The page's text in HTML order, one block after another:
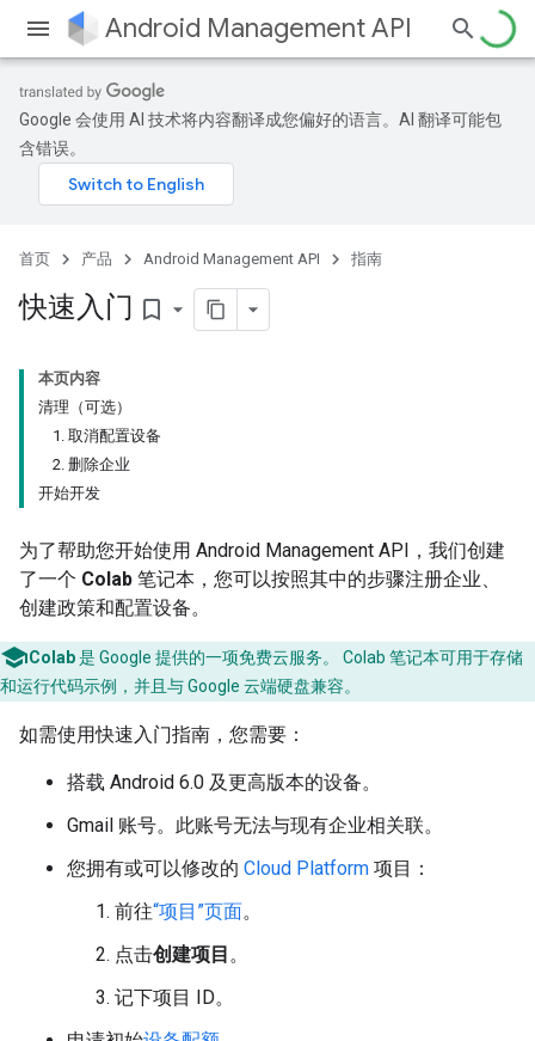
Android Management API
Google 会使用 AI 技术将内容翻译成您偏好的语言。AI 翻译可能包
含错误。
首页 产品 Android Management API 指南
快速入门 bookmark_border
本页内容
清理（可选）
1. 取消配置设备
2. 删除企业
开始开发
为了帮助您开始使用 Android Management API，我们创建
了一个 Colab 笔记本，您可以按照其中的步骤注册企业、
创建政策和配置设备。
Colab是 Google 提供的一项免费云服务。 Colab 笔记本可用于存储
和运行代码示例，并且与 Google 云端硬盘兼容。
如需使用快速入门指南，您需要：
搭载 Android 6.0 及更高版本的设备。
Gmail 账号。此账号无法与现有企业相关联。
您拥有或可以修改的 Cloud Platform 项目：
前往“项目”页面。
点击创建项目。
记下项目 ID。